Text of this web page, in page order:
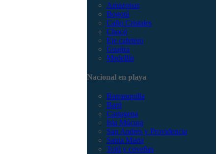
Amazonas
Bogotá
Caño Cristales
Chocó
Eje cafetero
Guajira
Medellín
Nacional en playa
Barranquilla
Barú
Cartagena
Isla Múcura
San Andrés y Providencia
Santa Marta
Tolú y coveñas